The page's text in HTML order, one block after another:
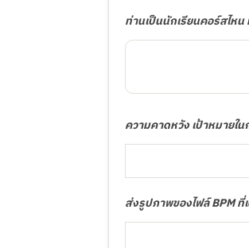
ท่านเป็นนักเรียนคอร์สไหน
ความคาดหวัง เป้าหมายใน
ส่งรูปภาพของไฟล์ BPM